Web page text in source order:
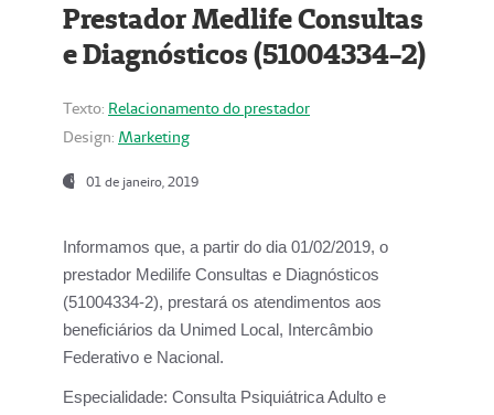
Prestador Medlife Consultas
e Diagnósticos (51004334-2)
Texto: Relacionamento do prestador
Design: Marketing
01 de janeiro, 2019
Informamos que, a partir do dia 01/02/2019, o
prestador Medilife Consultas e Diagnósticos
(51004334-2), prestará os atendimentos aos
beneficiários da Unimed Local, Intercâmbio
Federativo e Nacional.
Especialidade: Consulta Psiquiátrica Adulto e